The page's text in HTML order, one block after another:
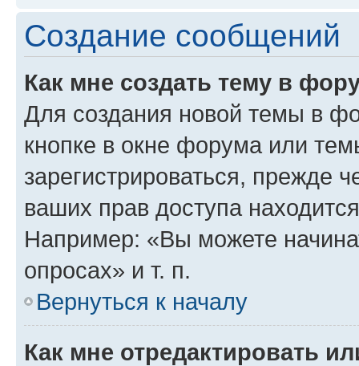
Создание сообщений
Как мне создать тему в
Для создания новой темы в
кнопке в окне форума или
зарегистрироваться, прежде
ваших прав доступа
Например: «Вы можете
опросах» и т. п.
Вернуться к началу
Как мне отредактировать